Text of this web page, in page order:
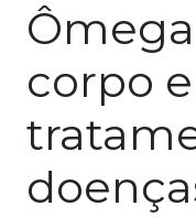
corpo